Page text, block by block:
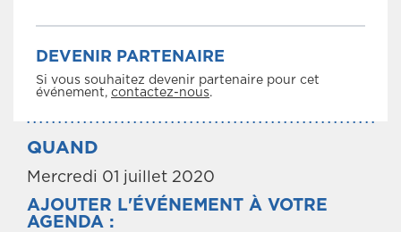
DEVENIR PARTENAIRE
Si vous souhaitez devenir partenaire pour cet
événement, contactez-nous.
QUAND
Mercredi 01 juillet 2020
AJOUTER L'ÉVÉNEMENT À VOTRE
AGENDA :